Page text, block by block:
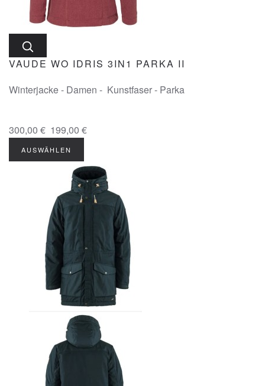
VAUDE WO IDRIS 3IN1 PARKA II
Winterjacke - Damen - Kunstfaser - Parka
300,00 € 199,00 €
AUSWÄHLEN